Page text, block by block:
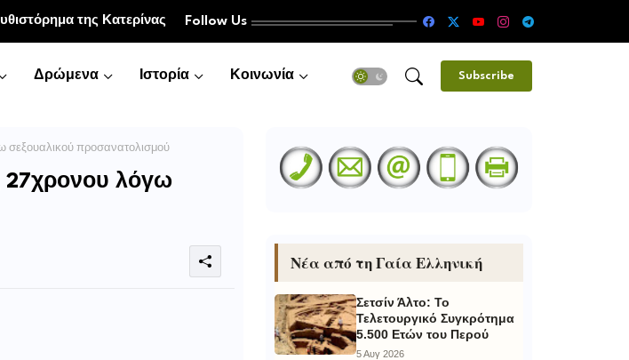
Follow Us
Δρώμενα Ιστορία Κοινωνία Subscribe
σεξουαλικού προσανατολισμού
27χρονου λόγω
Νέα από τη Γαία Ελληνική
Σετσίν Άλτο: Το
Τελετουργικό Συγκρότημα
5.500 Ετών του Περού
5 Αυγ 2026